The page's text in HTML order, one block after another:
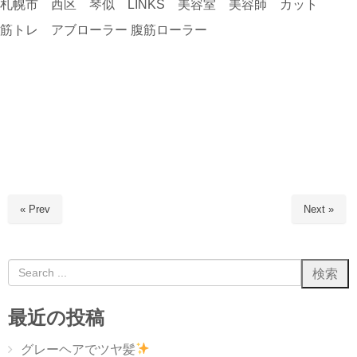
札幌市 西区 琴似 LINKS 美容室 美容師 カット
筋トレ アブローラー 腹筋ローラー
« Prev Next »
最近の投稿
グレーヘアでツヤ髪